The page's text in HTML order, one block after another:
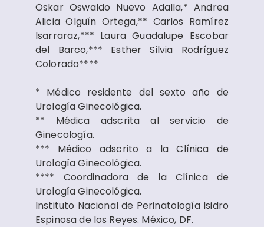
Oskar Oswaldo Nuevo Adalla,* Andrea
Alicia Olguín Ortega,** Carlos Ramírez
Isarraraz,*** Laura Guadalupe Escobar
del Barco,*** Esther Silvia Rodríguez
Colorado****
* Médico residente del sexto año de
Urología Ginecológica.
** Médica adscrita al servicio de
Ginecología.
*** Médico adscrito a la Clínica de
Urología Ginecológica.
**** Coordinadora de la Clínica de
Urología Ginecológica.
Instituto Nacional de Perinatología Isidro
Espinosa de los Reyes. México, DF.